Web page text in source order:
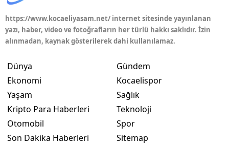
https://www.kocaeliyasam.net/ internet sitesinde yayınlanan
yazı, haber, video ve fotoğrafların her türlü hakkı saklıdır. İzin
alınmadan, kaynak gösterilerek dahi kullanılamaz.
Dünya
Ekonomi
Yaşam
Kripto Para Haberleri
Otomobil
Son Dakika Haberleri
Gündem
Kocaelispor
Sağlık
Teknoloji
Spor
Sitemap